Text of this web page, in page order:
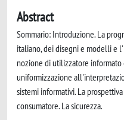
Abstract
Sommario: Introduzione. La
italiano, dei disegni e modelli e
nozione di utilizzatore informato
uniformizzazione
sistemi informativi. La
consumatore. La sicurezza.